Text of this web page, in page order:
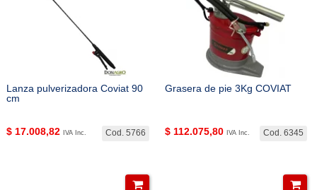
Lanza pulverizadora Coviat 90
cm
Cod. 5766
$ 17.008,82 IVA Inc.
Grasera de pie 3Kg COVIAT
Cod. 6345
$ 112.075,80 IVA Inc.